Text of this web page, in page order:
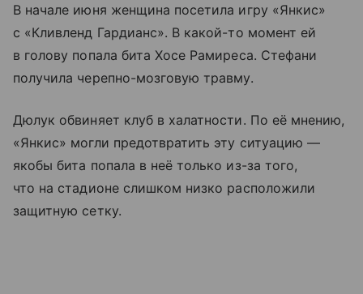
В начале июня женщина посетила игру «Янкис»
с «Кливленд Гардианс». В какой-то момент ей
в голову попала бита Хосе Рамиреса. Стефани
получила черепно-мозговую травму.
Дюлук обвиняет клуб в халатности. По её мнению,
«Янкис» могли предотвратить эту ситуацию —
якобы бита попала в неё только из-за того,
что на стадионе слишком низко расположили
защитную сетку.